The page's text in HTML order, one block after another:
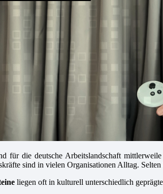
für die deutsche Arbeitslandschaft
sind in vielen Organisationen Alltag.
liegen oft in kulturell unterschiedlich